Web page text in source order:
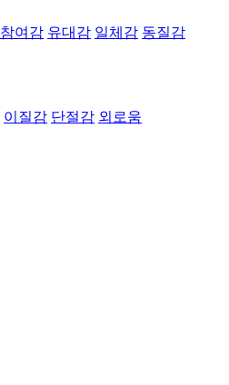
참여감 유대감 일체감 동질감
이질감 단절감 외로움